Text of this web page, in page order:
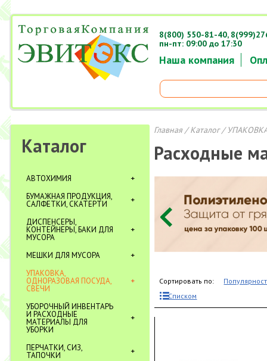
Наша компания
8(800) 550-81-40,
пн-пт: 09:00 до 17:30
Каталог
АВТОХИМИЯ
БУМАЖНАЯ ПРОДУКЦИЯ,
САЛФЕТКИ, СКАТЕРТИ
ДИСПЕНСЕРЫ,
КОНТЕЙНЕРЫ, БАКИ ДЛЯ
МУСОРА
МЕШКИ ДЛЯ МУСОРА
УПАКОВКА,
ОДНОРАЗОВАЯ ПОСУДА,
СВЕЧИ
УБОРОЧНЫЙ ИНВЕНТАРЬ
И РАСХОДНЫЕ
МАТЕРИАЛЫ ДЛЯ
УБОРКИ
ПЕРЧАТКИ, СИЗ,
ТАПОЧКИ
Главная/Каталог/
Расходные
Сортировать по:
Списком